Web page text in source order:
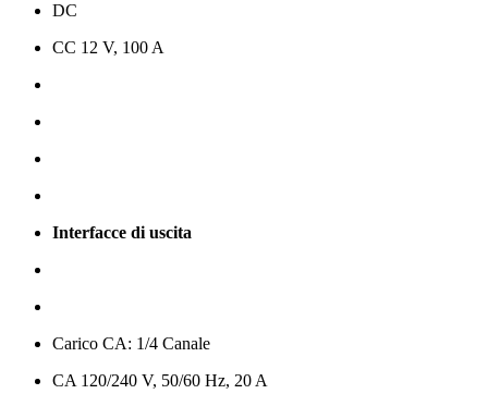
DC
CC 12 V, 100 A
Interfacce di uscita
Carico CA: 1/4 Canale
CA 120/240 V, 50/60 Hz, 20 A